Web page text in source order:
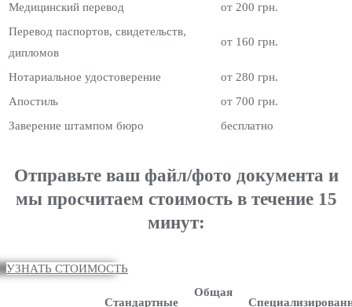
Медицинский перевод
от 200 грн.
Перевод паспортов, свидетельств,
дипломов
от 160 грн.
Нотариальное удостоверение
от 280 грн.
Апостиль
от 700 грн.
Заверение штампом бюро
бесплатно
Отправьте ваш файл/фото документа и
мы просчитаем стоимость в течение 15
минут:
УЗНАТЬ СТОИМОСТЬ
Стандартные
Общая